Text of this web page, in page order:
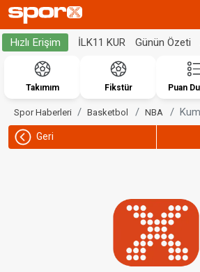
Hızlı Erişim İLK11 KUR Günün Özeti
Takımım Fikstür Puan
Spor Haberleri Basketbol NBA
Geri